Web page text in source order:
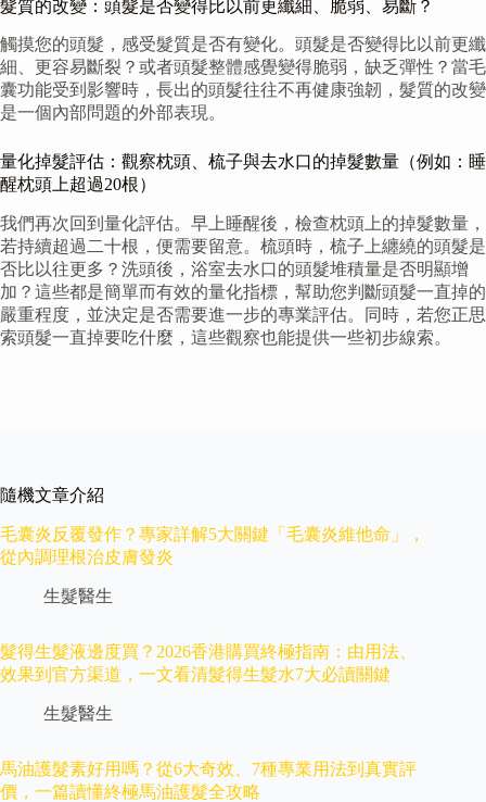
髮質的改變：頭髮是否變得比以前更纖細、脆弱、易斷？
觸摸您的頭髮，感受髮質是否有變化。頭髮是否變得比以前更纖
細、更容易斷裂？或者頭髮整體感覺變得脆弱，缺乏彈性？當毛
囊功能受到影響時，長出的頭髮往往不再健康強韌，髮質的改變
是一個內部問題的外部表現。
量化掉髮評估：觀察枕頭、梳子與去水口的掉髮數量（例如：睡
醒枕頭上超過20根）
我們再次回到量化評估。早上睡醒後，檢查枕頭上的掉髮數量，
若持續超過二十根，便需要留意。梳頭時，梳子上纏繞的頭髮是
否比以往更多？洗頭後，浴室去水口的頭髮堆積量是否明顯增
加？這些都是簡單而有效的量化指標，幫助您判斷頭髮一直掉的
嚴重程度，並決定是否需要進一步的專業評估。同時，若您正思
索頭髮一直掉要吃什麼，這些觀察也能提供一些初步線索。
隨機文章介紹
毛囊炎反覆發作？專家詳解5大關鍵「毛囊炎維他命」，
從內調理根治皮膚發炎
生髮醫生
髮得生髮液邊度買？2026香港購買終極指南：由用法、
效果到官方渠道，一文看清髮得生髮水7大必讀關鍵
生髮醫生
馬油護髮素好用嗎？從6大奇效、7種專業用法到真實評
價，一篇讀懂終極馬油護髮全攻略